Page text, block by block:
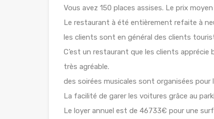
Vous avez 150 places assises. Le prix
Le restaurant à été entièrement refaite à
les clients sont en général des clients
C’est un restaurant que les clients apprécie
très agréable.
des soirées musicales sont organisées
La facilité de garer les voitures grâce au
Le loyer annuel est de 46733€ pour une